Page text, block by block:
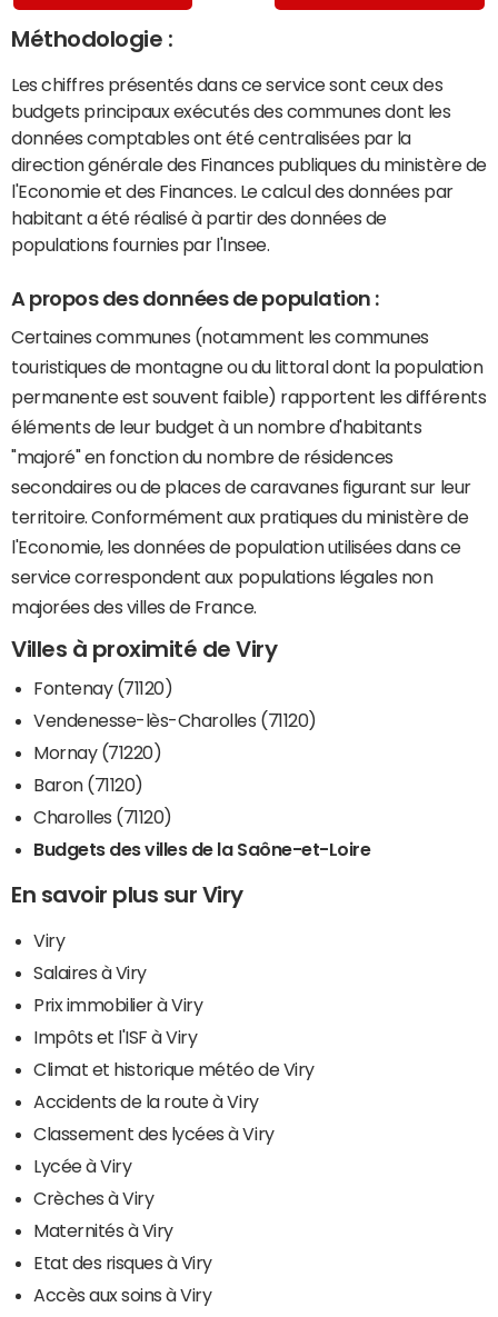
Méthodologie :
Les chiffres présentés dans ce service sont ceux des
budgets principaux exécutés des communes dont les
données comptables ont été centralisées par la
direction générale des Finances publiques du ministère de
l'Economie et des Finances. Le calcul des données par
habitant a été réalisé à partir des données de
populations fournies par l'Insee.
A propos des données de population :
Certaines communes (notamment les communes
touristiques de montagne ou du littoral dont la population
permanente est souvent faible) rapportent les différents
éléments de leur budget à un nombre d'habitants
"majoré" en fonction du nombre de résidences
secondaires ou de places de caravanes figurant sur leur
territoire. Conformément aux pratiques du ministère de
l'Economie, les données de population utilisées dans ce
service correspondent aux populations légales non
majorées des villes de France.
Villes à proximité de Viry
Fontenay (71120)
Vendenesse-lès-Charolles (71120)
Mornay (71220)
Baron (71120)
Charolles (71120)
Budgets des villes de la Saône-et-Loire
En savoir plus sur Viry
Viry
Salaires à Viry
Prix immobilier à Viry
Impôts et l'ISF à Viry
Climat et historique météo de Viry
Accidents de la route à Viry
Classement des lycées à Viry
Lycée à Viry
Crèches à Viry
Maternités à Viry
Etat des risques à Viry
Accès aux soins à Viry